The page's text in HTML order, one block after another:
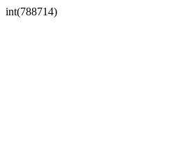
int(788714)